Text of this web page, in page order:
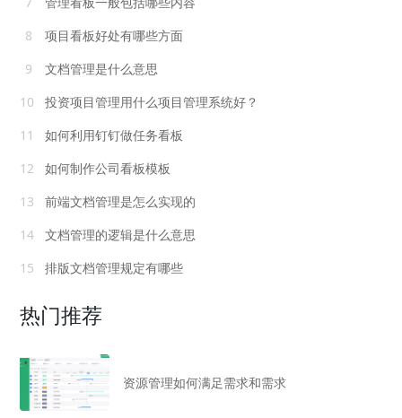
8
项目看板好处有哪些方面
9
文档管理是什么意思
10
投资项目管理用什么项目管理系统好？
11
如何利用钉钉做任务看板
12
如何制作公司看板模板
13
前端文档管理是怎么实现的
14
文档管理的逻辑是什么意思
15
排版文档管理规定有哪些
热门推荐
资源管理如何满足需求和需求